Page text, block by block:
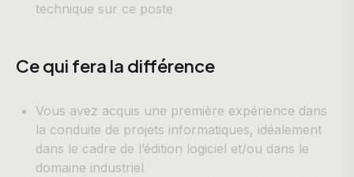
technique sur ce poste
Ce qui fera la différence
Vous avez acquis une première expérience dans
la conduite de projets informatiques, idéalement
dans le cadre de l’édition logiciel et/ou dans le
domaine industriel